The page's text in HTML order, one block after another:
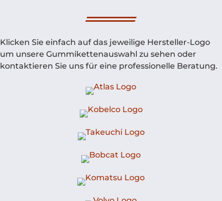
Klicken Sie einfach auf das jeweilige Hersteller-Logo
um unsere Gummikettenauswahl zu sehen oder
kontaktieren Sie uns für eine professionelle Beratung.